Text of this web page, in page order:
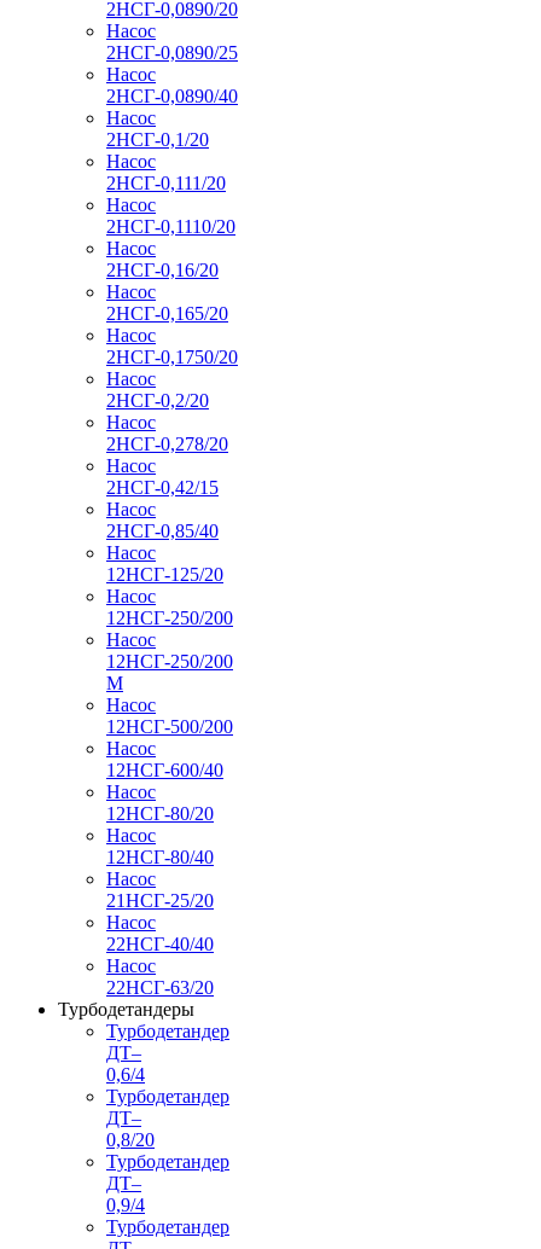
2НСГ-0,0890/20
Насос
2НСГ-0,0890/25
Насос
2НСГ-0,0890/40
Насос
2НСГ-0,1/20
Насос
2НСГ-0,111/20
Насос
2НСГ-0,1110/20
Насос
2НСГ-0,16/20
Насос
2НСГ-0,165/20
Насос
2НСГ-0,1750/20
Насос
2НСГ-0,2/20
Насос
2НСГ-0,278/20
Насос
2НСГ-0,42/15
Насос
2НСГ-0,85/40
Насос
12НСГ-125/20
Насос
12НСГ-250/200
Насос
12НСГ-250/200
М
Насос
12НСГ-500/200
Насос
12НСГ-600/40
Насос
12НСГ-80/20
Насос
12НСГ-80/40
Насос
21НСГ-25/20
Насос
22НСГ-40/40
Насос
22НСГ-63/20
Турбодетандеры
Турбодетандер
ДТ–
0,6/4
Турбодетандер
ДТ–
0,8/20
Турбодетандер
ДТ–
0,9/4
Турбодетандер